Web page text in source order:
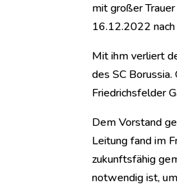
mit großer
16.12.2022
Mit ihm verliert
des SC
Friedrichsfelder
Dem Vorstand
Leitung fand im
zukunftsfähig
notwendig ist,